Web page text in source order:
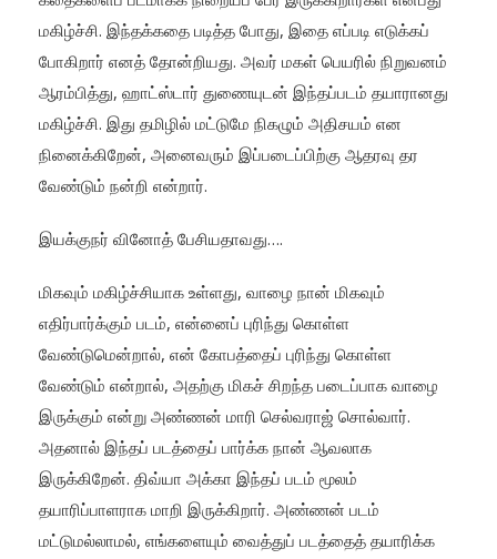
மகிழ்ச்சி. இந்தக்கதை படித்த போது, இதை எப்படி எடுக்கப்
போகிறார் எனத் தோன்றியது. அவர் மகள் பெயரில் நிறுவனம்
ஆரம்பித்து, ஹாட்ஸ்டார் துணையுடன் இந்தப்படம் தயாரானது
மகிழ்ச்சி. இது தமிழில் மட்டுமே நிகழும் அதிசயம் என
நினைக்கிறேன், அனைவரும் இப்படைப்பிற்கு ஆதரவு தர
வேண்டும் நன்றி என்றார்.
இயக்குநர் வினோத் பேசியதாவது….
மிகவும் மகிழ்ச்சியாக உள்ளது, வாழை நான் மிகவும்
எதிர்பார்க்கும் படம், என்னைப் புரிந்து கொள்ள
வேண்டுமென்றால், என் கோபத்தைப் புரிந்து கொள்ள
வேண்டும் என்றால், அதற்கு மிகச் சிறந்த படைப்பாக வாழை
இருக்கும் என்று அண்ணன் மாரி செல்வராஜ் சொல்வார்.
அதனால் இந்தப் படத்தைப் பார்க்க நான் ஆவலாக
இருக்கிறேன். திவ்யா அக்கா இந்தப் படம் மூலம்
தயாரிப்பாளராக மாறி இருக்கிறார். அண்ணன் படம்
மட்டுமல்லாமல், எங்களையும் வைத்துப் படத்தைத் தயாரிக்க